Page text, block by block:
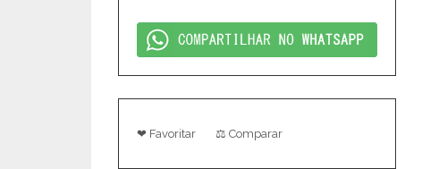
❤ Favoritar ⚖ Comparar